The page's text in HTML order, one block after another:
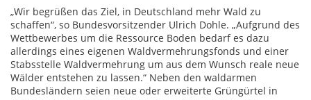
„Wir begrüßen das Ziel, in Deutschland mehr Wald zu
schaffen“, so Bundesvorsitzender Ulrich Dohle. „Aufgrund des
Wettbewerbes um die Ressource Boden bedarf es dazu
allerdings eines eigenen Waldvermehrungsfonds und einer
Stabsstelle Waldvermehrung um aus dem Wunsch reale neue
Wälder entstehen zu lassen.“ Neben den waldarmen
Bundesländern seien neue oder erweiterte Grüngürtel in